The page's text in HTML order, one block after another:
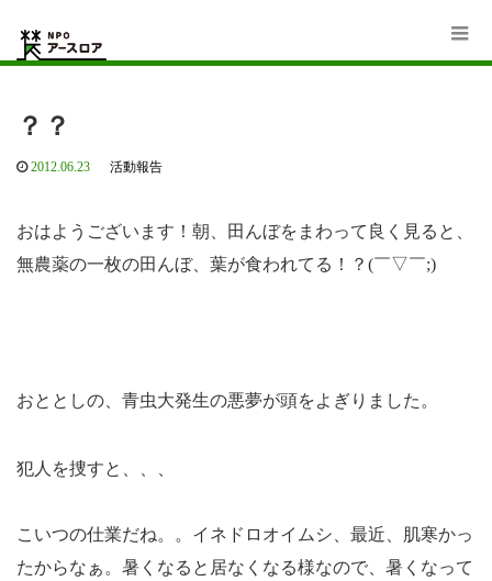
？？
2012.06.23 活動報告
おはようございます！朝、田んぼをまわって良く見ると、
無農薬の一枚の田んぼ、葉が食われてる！？(￣▽￣;)
おととしの、青虫大発生の悪夢が頭をよぎりました。
犯人を捜すと、、、
こいつの仕業だね。。イネドロオイムシ、最近、肌寒かっ
たからなぁ。暑くなると居なくなる様なので、暑くなって